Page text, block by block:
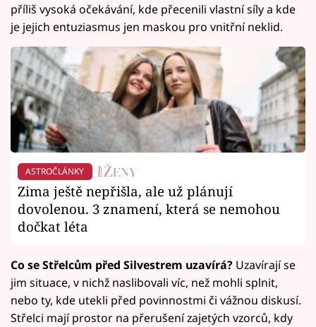
příliš vysoká očekávání, kde přecenili vlastní síly a kde
je jejich entuziasmus jen maskou pro vnitřní neklid.
ASTROČLÁNKY
Zima ještě nepřišla, ale už plánují
dovolenou. 3 znamení, která se nemohou
dočkat léta
Co se Střelcům před Silvestrem uzavírá? Uzavírají se
jim situace, v nichž naslibovali víc, než mohli splnit,
nebo ty, kde utekli před povinnostmi či vážnou diskusí.
Střelci mají prostor na přerušení zajetých vzorců, kdy